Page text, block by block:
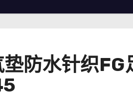
防水针织FG